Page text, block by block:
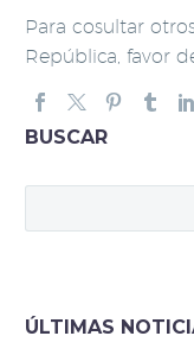
Para cosultar
República, favor
BUSCAR
ÚLTIMAS